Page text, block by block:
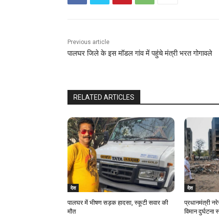
Previous article
पालघर जिले के इस मॉडल गांव में पहुंचे मंत्री भरत गोगावले
RELATED ARTICLES
देश
पालघर में भीषण सड़क हादसा, स्कूटी सवार की
मौत
देश
प्रधानमंत्री
विमान दुर्घटना